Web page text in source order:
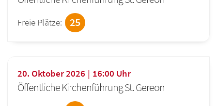
Freie Plätze: 25
20. Oktober 2026 16:00 Uhr
Öffentliche Kirchenführung St. Gereon